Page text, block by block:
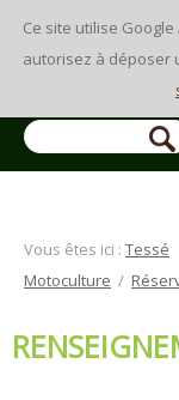
Ce site utilise
autorisez à déposer
Vous êtes ici : Tessé
Motoculture /